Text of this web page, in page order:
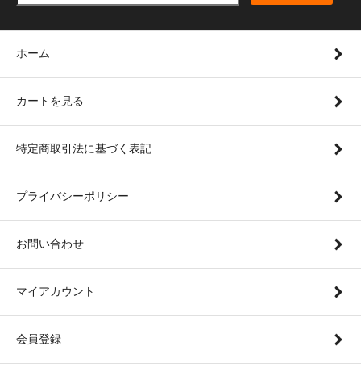
ホーム
カートを見る
特定商取引法に基づく表記
プライバシーポリシー
お問い合わせ
マイアカウント
会員登録